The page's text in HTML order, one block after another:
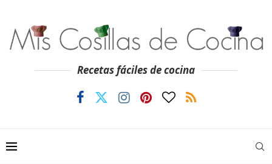
Recetas fáciles de cocina